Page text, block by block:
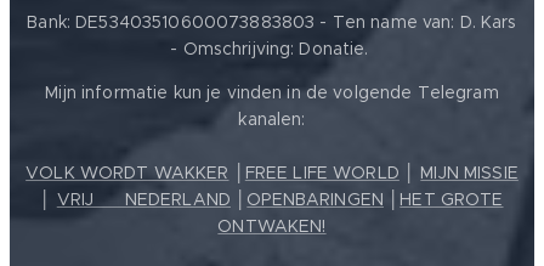
Bank: DE53403510600073883803 - Ten name van: D. Kars
- Omschrijving: Donatie.
Mijn informatie kun je vinden in de volgende Telegram
kanalen:
VOLK WORDT WAKKER FREE LIFE WORLD
MIJN MISSIE
VRIJ ❤️ NEDERLAND OPENBARINGEN
HET GROTE
ONTWAKEN!